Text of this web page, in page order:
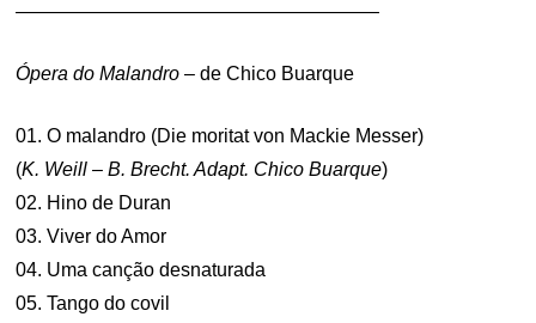
———————————————————
Ópera do Malandro – de Chico Buarque
01. O malandro (Die moritat von Mackie Messer)
(K. Weill – B. Brecht. Adapt. Chico Buarque)
02. Hino de Duran
03. Viver do Amor
04. Uma canção desnaturada
05. Tango do covil